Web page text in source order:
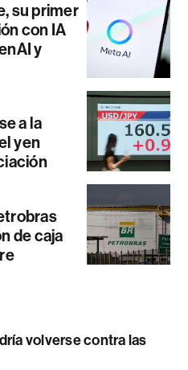
su primer
con IA
y
a la
yen
de caja
volverse contra las